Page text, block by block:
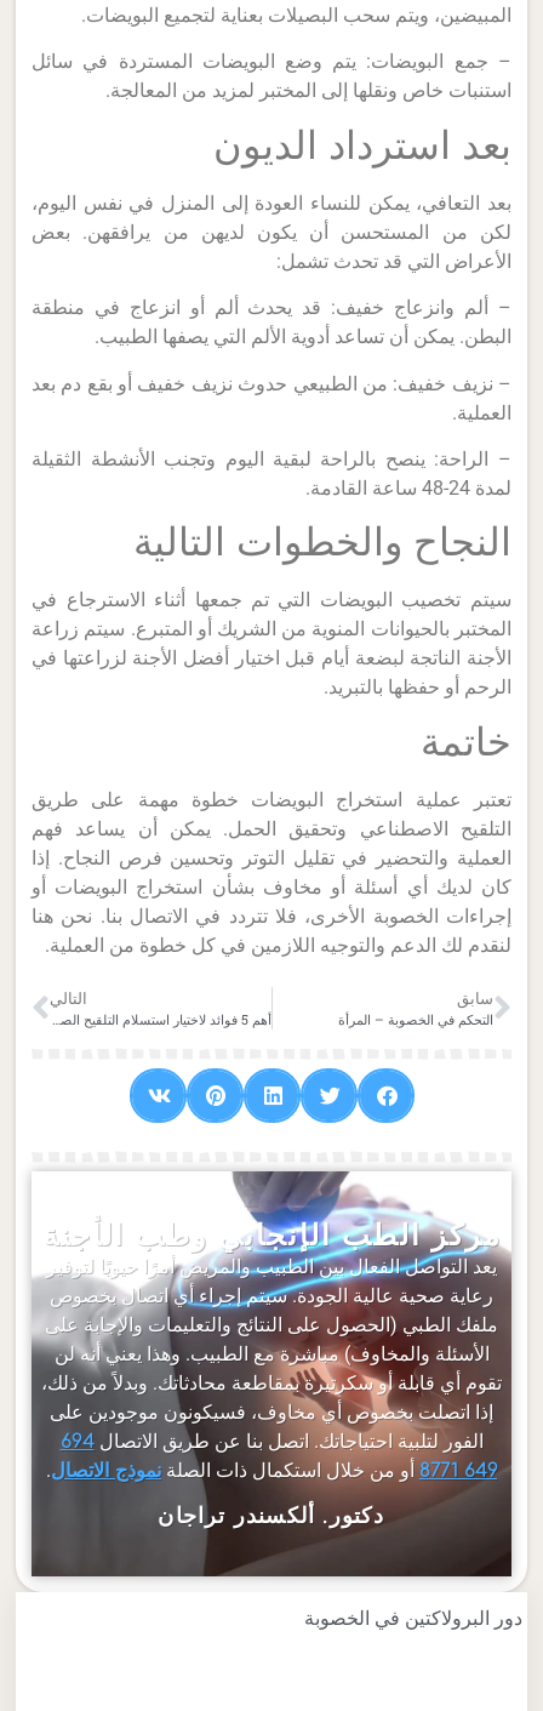
المبيضين، ويتم سحب البصيلات بعناية لتجميع البويضات.
– جمع البويضات: يتم وضع البويضات المستردة في سائل
استنبات خاص ونقلها إلى المختبر لمزيد من المعالجة.
بعد استرداد الديون
بعد التعافي، يمكن للنساء العودة إلى المنزل في نفس اليوم،
لكن من المستحسن أن يكون لديهن من يرافقهن. بعض
الأعراض التي قد تحدث تشمل:
– ألم وانزعاج خفيف: قد يحدث ألم أو انزعاج في منطقة
البطن. يمكن أن تساعد أدوية الألم التي يصفها الطبيب.
– نزيف خفيف: من الطبيعي حدوث نزيف خفيف أو بقع دم بعد
العملية.
– الراحة: ينصح بالراحة لبقية اليوم وتجنب الأنشطة الثقيلة
لمدة 24-48 ساعة القادمة.
النجاح والخطوات التالية
سيتم تخصيب البويضات التي تم جمعها أثناء الاسترجاع في
المختبر بالحيوانات المنوية من الشريك أو المتبرع. سيتم زراعة
الأجنة الناتجة لبضعة أيام قبل اختيار أفضل الأجنة لزراعتها في
الرحم أو حفظها بالتبريد.
خاتمة
تعتبر عملية استخراج البويضات خطوة مهمة على طريق
التلقيح الاصطناعي وتحقيق الحمل. يمكن أن يساعد فهم
العملية والتحضير في تقليل التوتر وتحسين فرص النجاح. إذا
كان لديك أي أسئلة أو مخاوف بشأن استخراج البويضات أو
إجراءات الخصوبة الأخرى، فلا تتردد في الاتصال بنا. نحن هنا
لنقدم لك الدعم والتوجيه اللازمين في كل خطوة من العملية.
سابق
التحكم في الخصوبة – المرأة
التالي
أهم 5 فوائد لاختيار استسلام التلقيح الصناعي
مركز الطب الإنجابي وطب الأجنة
يعد التواصل الفعال بين الطبيب والمريض أمرًا حيويًا لتوفير
رعاية صحية عالية الجودة. سيتم إجراء أي اتصال بخصوص
ملفك الطبي (الحصول على النتائج والتعليمات والإجابة على
الأسئلة والمخاوف) مباشرة مع الطبيب. وهذا يعني أنه لن
تقوم أي قابلة أو سكرتيرة بمقاطعة محادثاتك. وبدلاً من ذلك،
إذا اتصلت بخصوص أي مخاوف، فسيكونون موجودين على
الفور لتلبية احتياجاتك. اتصل بنا عن طريق الاتصال694
649 8771
أو من خلال استكمال ذات الصلة نموذج الاتصال.
دكتور. ألكسندر تراجان
دور البرولاكتين في الخصوبة